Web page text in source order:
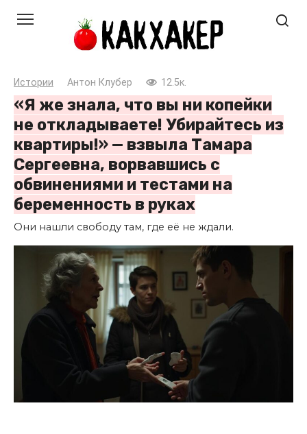
Истории Антон Клубер 12.5к.
«Я же знала, что вы ни копейки
не откладываете! Убирайтесь из
квартиры!» — взвыла Тамара
Сергеевна, ворвавшись с
обвинениями и тестами на
беременность в руках
Они нашли свободу там, где её не ждали.